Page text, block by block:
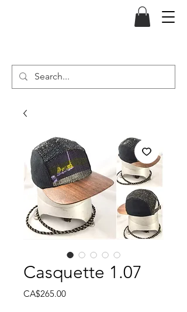
Casquette 1.07
CA$265.00Price